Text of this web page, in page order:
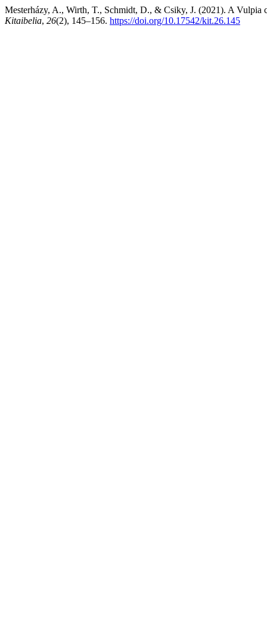
Mesterházy, A., Wirth, T., Schmidt, D., & Csiky, J. (2021). A Vulpia
Kitaibelia, 26(2), 145–156. https://doi.org/10.17542/kit.26.145